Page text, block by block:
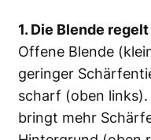
1. Die Blende
Offene Blende
geringer
scharf (oben links).
bringt mehr